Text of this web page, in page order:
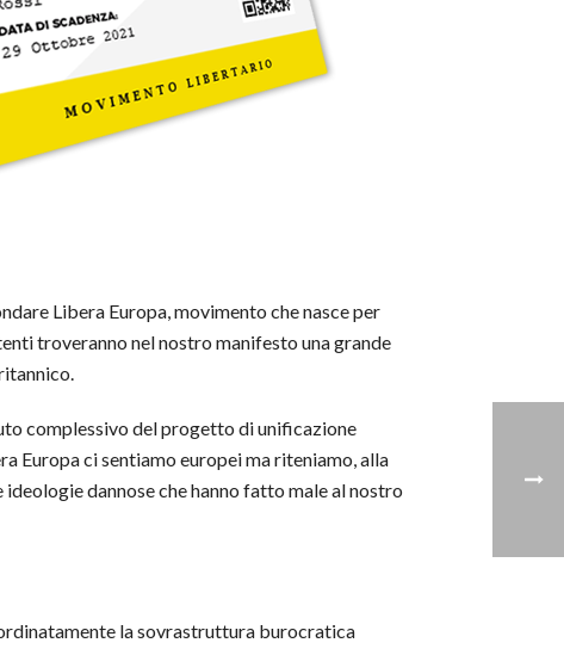
Libera Europa, movimento che nasce per
troveranno nel nostro manifesto una grande
complessivo del progetto di unificazione
Europa ci sentiamo europei ma riteniamo, alla
ideologie dannose che hanno fatto male al nostro
la sovrastruttura burocratica